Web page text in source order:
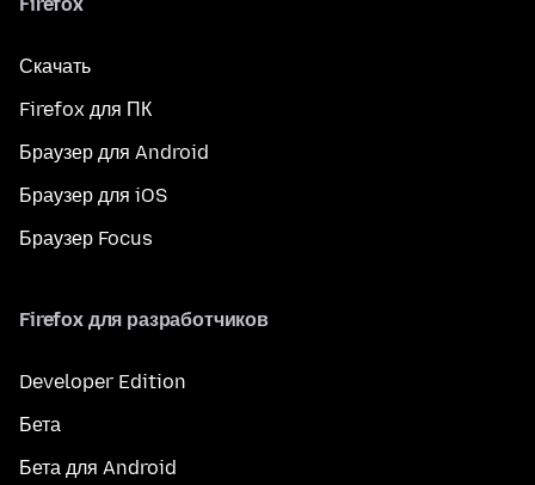
Firefox
Скачать
Firefox для ПК
Браузер для Android
Браузер для iOS
Браузер Focus
Firefox для разработчиков
Developer Edition
Бета
Бета для Android